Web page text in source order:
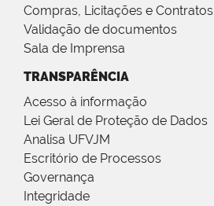
Compras, Licitações e Contratos
Validação de documentos
Sala de Imprensa
TRANSPARÊNCIA
Acesso à informação
Lei Geral de Proteção de Dados
Analisa UFVJM
Escritório de Processos
Governança
Integridade